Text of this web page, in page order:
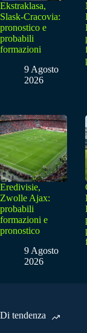
Ekstraklasa,
Slask-Cracovia:
pronostico e
probabili
formazioni
9 Agosto
2026
Eredivisie,
Zwolle Ajax:
probabili
formazioni e
pronostico
9 Agosto
2026
Di tendenza